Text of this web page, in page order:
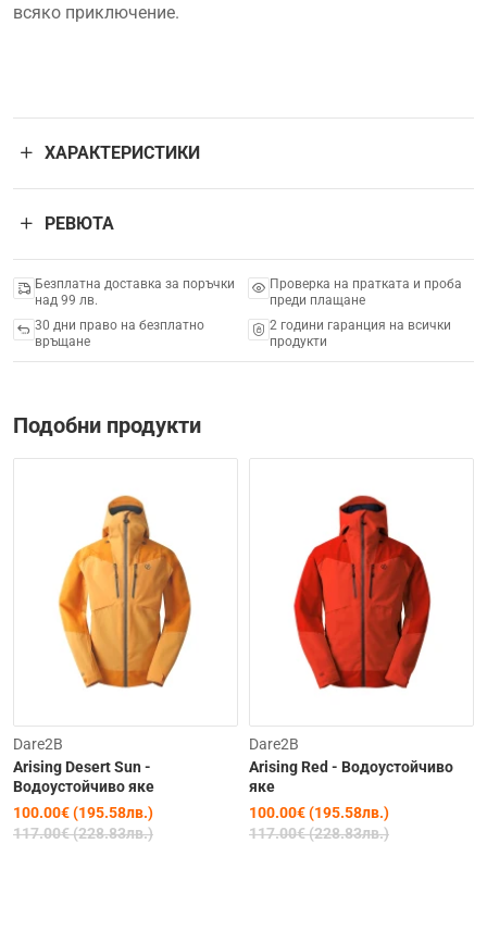
всяко приключение.
ХАРАКТЕРИСТИКИ
РЕВЮТА
Безплатна доставка за поръчки
над 99 лв.
Проверка на пратката и проба
преди плащане
30 дни право на безплатно
връщане
2 години гаранция на всички
продукти
Подобни продукти
Dare2B
Arising Desert Sun -
Водоустойчиво якe
100.00€ (195.58лв.)
117.00€ (228.83лв.)
Dare2B
Arising Red - Водоустойчиво
якe
100.00€ (195.58лв.)
117.00€ (228.83лв.)